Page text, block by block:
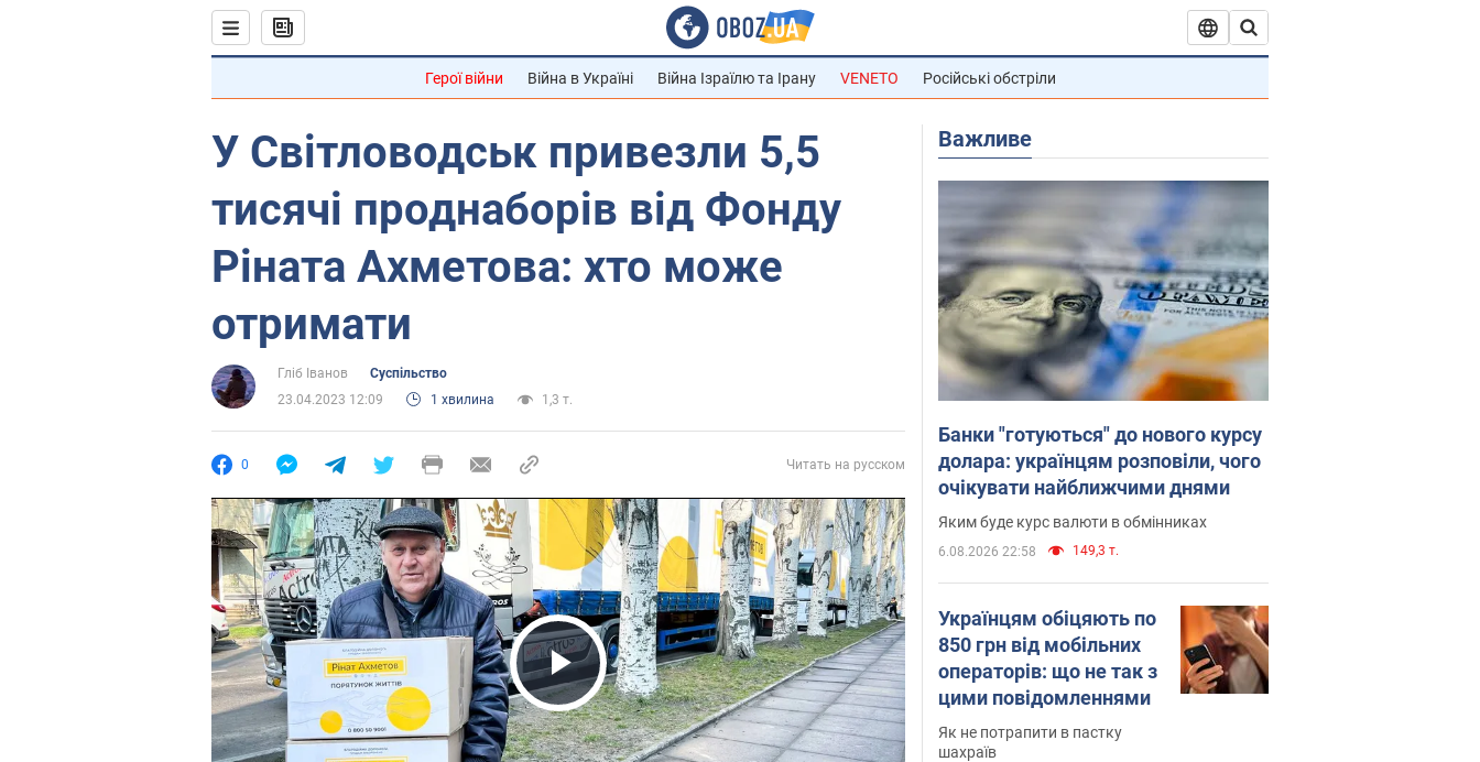
Герої війни Війна в Україні Війна Ізраїлю та Ірану VENETO Російські обстріли
У Світловодськ привезли 5,5
тисячі проднаборів від Фонду
Ріната Ахметова: хто може
отримати
Гліб Іванов
Суспільство
23.04.2023 12:09
1 хвилина 1,3 т.
0 Читать на русском
Play Video
Важливе
Банки "готуються" до нового курсу
долара: українцям розповіли, чого
очікувати найближчими днями
Яким буде курс валюти в обмінниках
6.08.2026 22:58 149,3 т.
Українцям обіцяють по
850 грн від мобільних
операторів: що не так з
цими повідомленнями
Як не потрапити в пастку
шахраїв